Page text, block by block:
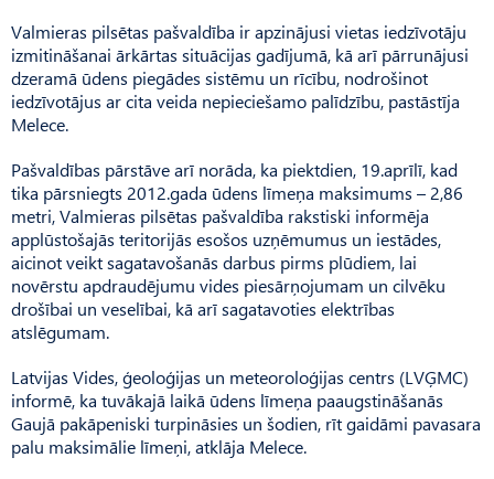
Valmieras pilsētas pašvaldība ir apzinājusi vietas iedzīvotāju
izmitināšanai ārkārtas situācijas gadījumā, kā arī pārrunājusi
dzeramā ūdens piegādes sistēmu un rīcību, nodrošinot
iedzīvotājus ar cita veida nepieciešamo palīdzību, pastāstīja
Melece.
Pašvaldības pārstāve arī norāda, ka piektdien, 19.aprīlī, kad
tika pārsniegts 2012.gada ūdens līmeņa maksimums – 2,86
metri, Valmieras pilsētas pašvaldība rakstiski informēja
applūstošajās teritorijās esošos uzņēmumus un iestādes,
aicinot veikt sagatavošanās darbus pirms plūdiem, lai
novērstu apdraudējumu vides piesārņojumam un cilvēku
drošībai un veselībai, kā arī sagatavoties elektrības
atslēgumam.
Latvijas Vides, ģeoloģijas un meteoroloģijas centrs (LVĢMC)
informē, ka tuvākajā laikā ūdens līmeņa paaugstināšanās
Gaujā pakāpeniski turpināsies un šodien, rīt gaidāmi pavasara
palu maksimālie līmeņi, atklāja Melece.